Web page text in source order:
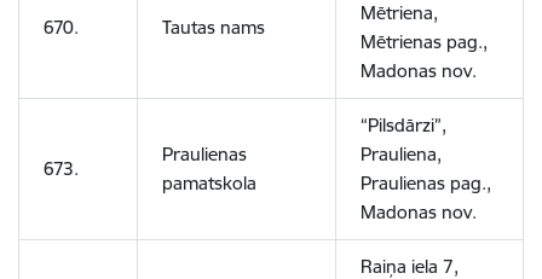
670. Tautas nams
Mētriena,
Mētrienas pag.,
Madonas nov.
673.
Praulienas
pamatskola
“Pilsdārzi”,
Prauliena,
Praulienas pag.,
Madonas nov.
Raiņa iela 7,